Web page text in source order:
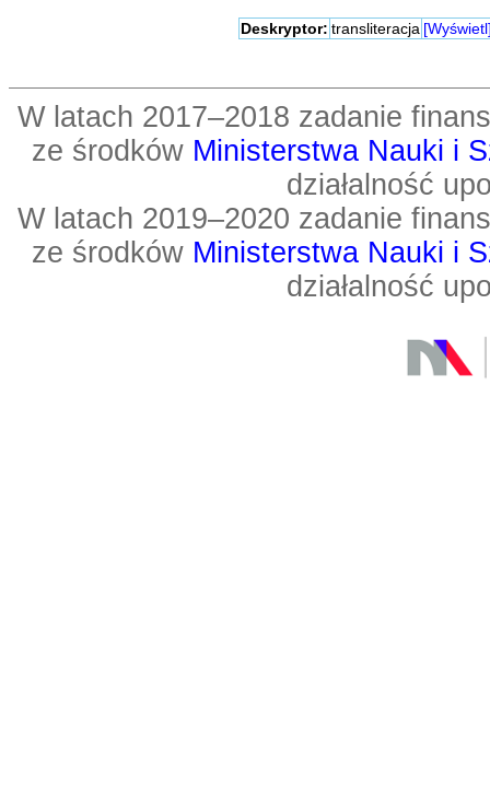
Deskryptor: transliteracja
W latach 2017–2018 zadanie
ze środków Ministerstwa Nauki i
działalność
W latach 2019–2020 zadanie
ze środków Ministerstwa Nauki i
działalność